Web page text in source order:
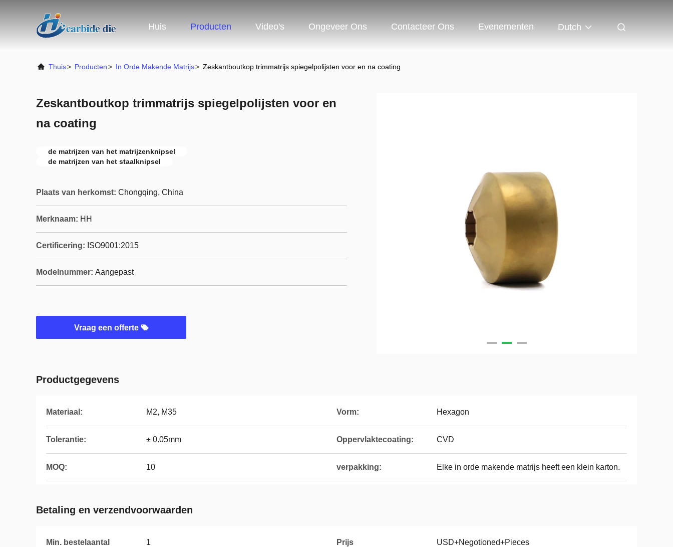
Huis Producten Video's Ongeveer Ons Contacteer Ons Evenementen Dutch
Thuis> Producten> In Orde Makende Matrijs> Zeskantboutkop trimmatrijs spiegelpolijsten voor en na coating
Zeskantboutkop trimmatrijs spiegelpolijsten voor en
na coating
de matrijzen van het matrijzenknipsel
de matrijzen van het staalknipsel
Plaats van herkomst: Chongqing, China
Merknaam: HH
Certificering: ISO9001:2015
Modelnummer: Aangepast
Vraag een offerte
Productgegevens
Materiaal: M2, M35 Vorm: Hexagon
Tolerantie: ± 0.05mm Oppervlaktecoating: CVD
MOQ: 10 verpakking: Elke in orde makende matrijs heeft een klein karton.
Betaling en verzendvoorwaarden
Min. bestelaantal 1 Prijs USD+Negotioned+Pieces